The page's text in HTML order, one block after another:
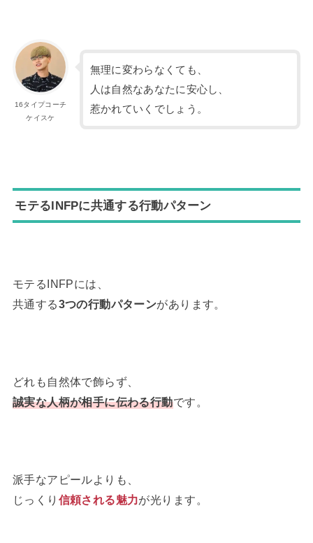
16タイプコーチ
ケイスケ
無理に変わらなくても、
人は自然なあなたに安心し、
惹かれていくでしょう。
モテるINFPに共通する行動パターン
モテるINFPには、
共通する3つの行動パターンがあります。
どれも自然体で飾らず、
誠実な人柄が相手に伝わる行動です。
派手なアピールよりも、
じっくり 信頼される魅力が光ります。